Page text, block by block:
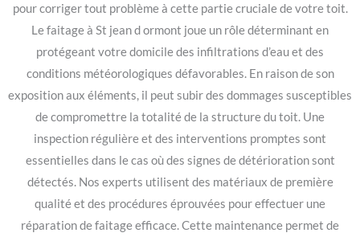
pour corriger tout problème à cette partie cruciale de votre toit.
Le faitage à St jean d ormont joue un rôle déterminant en
protégeant votre domicile des infiltrations d’eau et des
conditions météorologiques défavorables. En raison de son
exposition aux éléments, il peut subir des dommages susceptibles
de compromettre la totalité de la structure du toit. Une
inspection régulière et des interventions promptes sont
essentielles dans le cas où des signes de détérioration sont
détectés. Nos experts utilisent des matériaux de première
qualité et des procédures éprouvées pour effectuer une
réparation de faitage efficace. Cette maintenance permet de